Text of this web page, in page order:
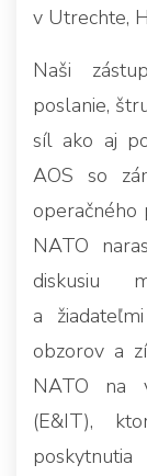
v Utrechte,
Naši
poslanie,
síl ako aj
AOS so
operačného
NATO
diskusiu
a
obzorov a
NATO na
(E&IT),